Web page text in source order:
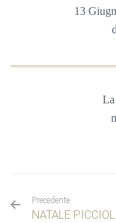
13
La
Precedente
NATALE